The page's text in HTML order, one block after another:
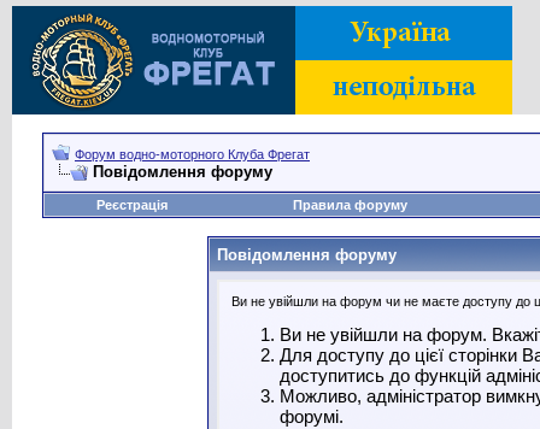
Форум водно-моторного Клуба Фрегат
Повідомлення форуму
Реєстрація Правила форуму
Повідомлення форуму
Ви не увійшли на форум чи не маєте доступу до
Ви не увійшли на форум.
Для доступу до цієї сторінки
доступитись до функцій
Можливо, адміністратор
форумі.